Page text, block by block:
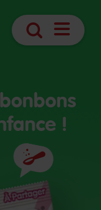
Search
!
Ingrédients